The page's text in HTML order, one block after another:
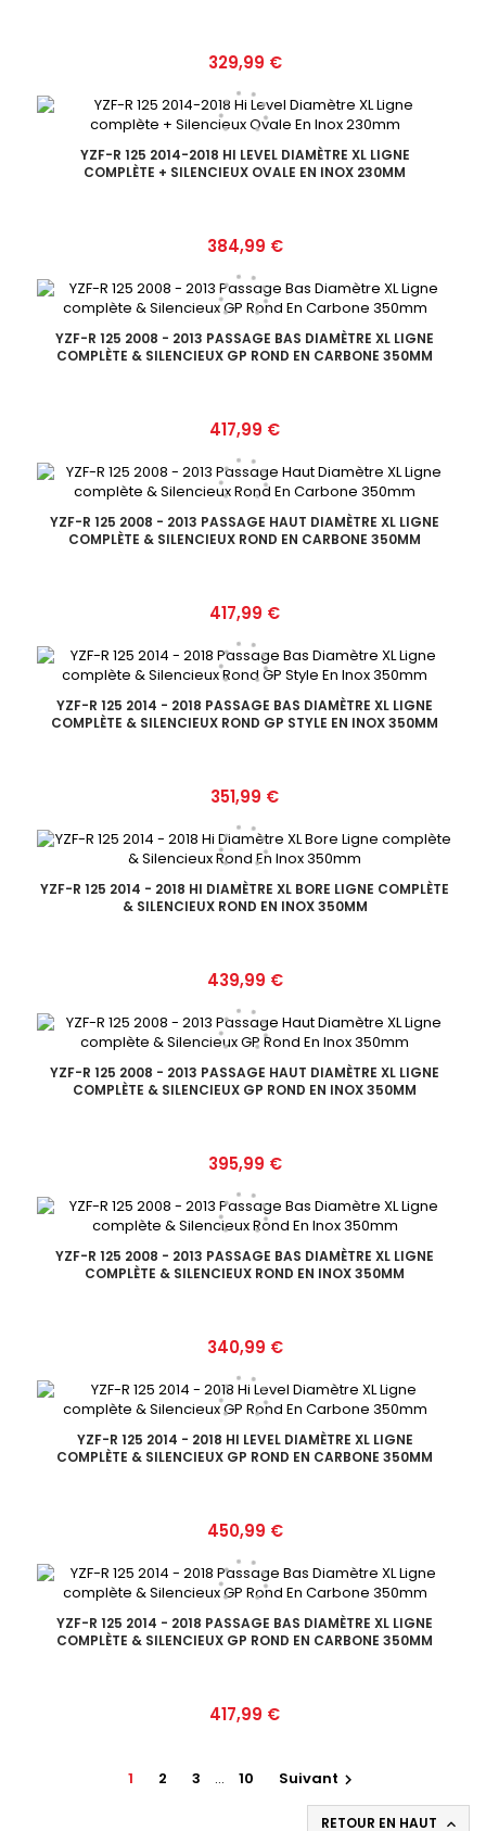
Prix
329,99 €
YZF-R 125 2014-2018 HI LEVEL DIAMÈTRE XL LIGNE
COMPLÈTE + SILENCIEUX OVALE EN INOX 230MM
Prix
384,99 €
YZF-R 125 2008 - 2013 PASSAGE BAS DIAMÈTRE XL LIGNE
COMPLÈTE & SILENCIEUX GP ROND EN CARBONE 350MM
Prix
417,99 €
YZF-R 125 2008 - 2013 PASSAGE HAUT DIAMÈTRE XL LIGNE
COMPLÈTE & SILENCIEUX ROND EN CARBONE 350MM
Prix
417,99 €
YZF-R 125 2014 - 2018 PASSAGE BAS DIAMÈTRE XL LIGNE
COMPLÈTE & SILENCIEUX ROND GP STYLE EN INOX 350MM
Prix
351,99 €
YZF-R 125 2014 - 2018 HI DIAMÈTRE XL BORE LIGNE COMPLÈTE
& SILENCIEUX ROND EN INOX 350MM
Prix
439,99 €
YZF-R 125 2008 - 2013 PASSAGE HAUT DIAMÈTRE XL LIGNE
COMPLÈTE & SILENCIEUX GP ROND EN INOX 350MM
Prix
395,99 €
YZF-R 125 2008 - 2013 PASSAGE BAS DIAMÈTRE XL LIGNE
COMPLÈTE & SILENCIEUX ROND EN INOX 350MM
Prix
340,99 €
YZF-R 125 2014 - 2018 HI LEVEL DIAMÈTRE XL LIGNE
COMPLÈTE & SILENCIEUX GP ROND EN CARBONE 350MM
Prix
450,99 €
YZF-R 125 2014 - 2018 PASSAGE BAS DIAMÈTRE XL LIGNE
COMPLÈTE & SILENCIEUX GP ROND EN CARBONE 350MM
Prix
417,99 €
1 2 3 … 10 Suivant 
RETOUR EN HAUT 